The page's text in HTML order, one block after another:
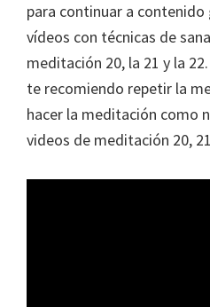
para continuar a
vídeos con técnicas de
meditación 20, la 21 y la
te recomiendo repetir la
hacer la meditación como
videos de meditación 20,